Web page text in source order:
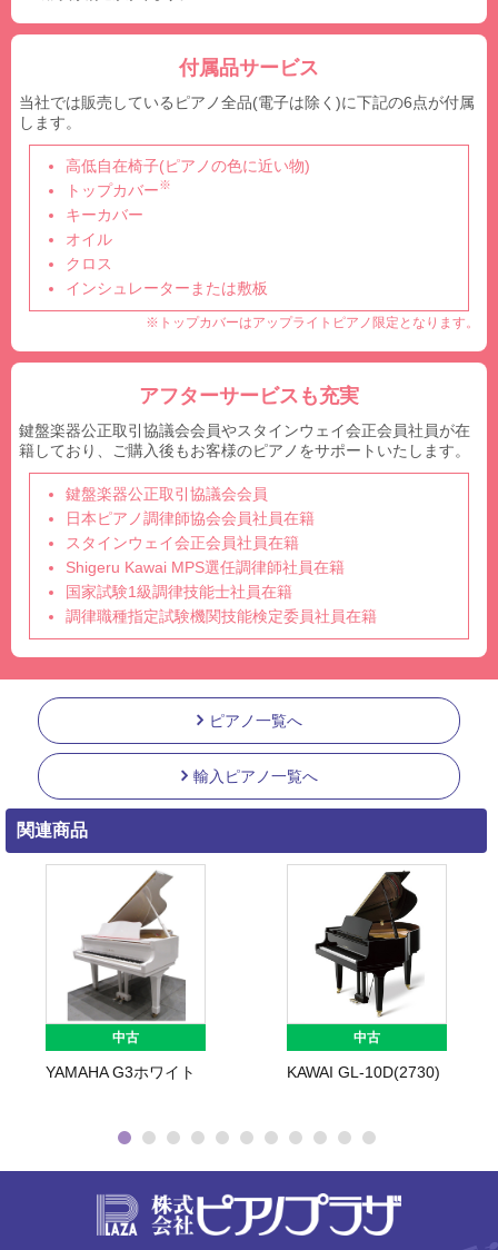
付属品サービス
当社では販売しているピアノ全品(電子は除く)に下記の6点が付属
します。
高低自在椅子(ピアノの色に近い物)
トップカバー※
キーカバー
オイル
クロス
インシュレーターまたは敷板
※トップカバーはアップライトピアノ限定となります。
アフターサービスも充実
鍵盤楽器公正取引協議会会員やスタインウェイ会正会員社員が在
籍しており、ご購入後もお客様のピアノをサポートいたします。
鍵盤楽器公正取引協議会会員
日本ピアノ調律師協会会員社員在籍
スタインウェイ会正会員社員在籍
Shigeru Kawai MPS選任調律師社員在籍
国家試験1級調律技能士社員在籍
調律職種指定試験機関技能検定委員社員在籍
ピアノ一覧へ
輸入ピアノ一覧へ
関連商品
中古
YAMAHA G3ホワイト
中古
KAWAI GL-10D(2730)